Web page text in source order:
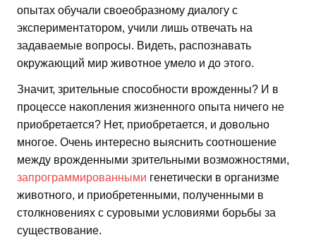
опытах обучали своеобразному диалогу с
экспериментатором, учили лишь отвечать на
задаваемые вопросы. Видеть, распознавать
окружающий мир животное умело и до этого.
Значит, зрительные способности врожденны? И в
процессе накопления жизненного опыта ничего не
приобретается? Нет, приобретается, и довольно
многое. Очень интересно выяснить соотношение
между врожденными зрительными возможностями,
запрограммированными генетически в организме
животного, и приобретенными, полученными в
столкновениях с суровыми условиями борьбы за
существование.